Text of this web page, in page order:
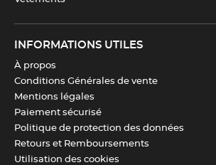
INFORMATIONS UTILES
À propos
Conditions Générales de vente
Mentions légales
Paiement sécurisé
Politique de protection des données
Retours et Remboursements
Utilisation des cookies